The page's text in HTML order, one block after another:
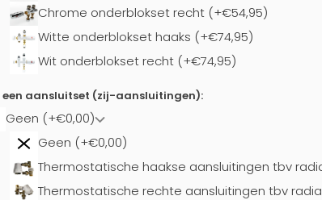
Chrome onderblokset recht (+€54,95)
Witte onderblokset haaks (+€74,95)
Wit onderblokset recht (+€74,95)
een aansluitset (zij-aansluitingen):
Geen (+€0,00)
Geen (+€0,00)
Thermostatische haakse aansluitingen tbv
Thermostatische rechte aansluitingen tbv